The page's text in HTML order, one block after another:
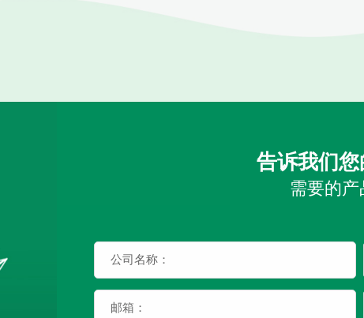
告诉我们
需要的